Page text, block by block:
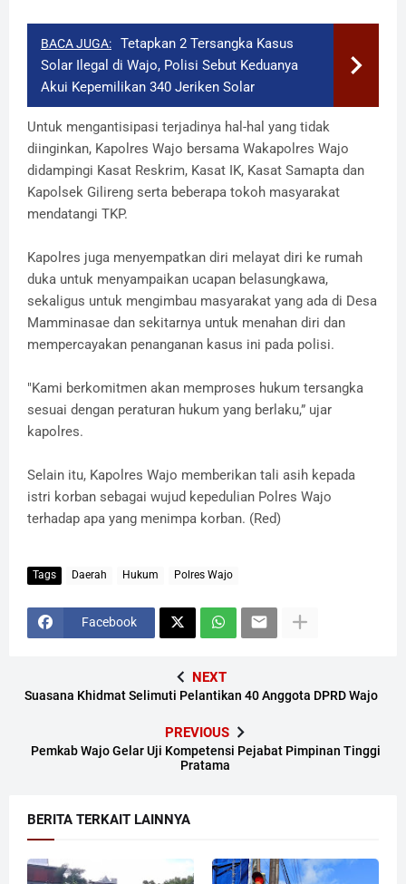
BACA JUGA:
Tetapkan 2 Tersangka Kasus
Solar Ilegal di Wajo, Polisi Sebut Keduanya
Akui Kepemilikan 340 Jeriken Solar
Untuk mengantisipasi terjadinya hal-hal yang tidak
diinginkan, Kapolres Wajo bersama Wakapolres Wajo
didampingi Kasat Reskrim, Kasat IK, Kasat Samapta dan
Kapolsek Gilireng serta beberapa tokoh masyarakat
mendatangi TKP.
Kapolres juga menyempatkan diri melayat diri ke rumah
duka untuk menyampaikan ucapan belasungkawa,
sekaligus untuk mengimbau masyarakat yang ada di Desa
Mamminasae dan sekitarnya untuk menahan diri dan
mempercayakan penanganan kasus ini pada polisi.
"Kami berkomitmen akan memproses hukum tersangka
sesuai dengan peraturan hukum yang berlaku,” ujar
kapolres.
Selain itu, Kapolres Wajo memberikan tali asih kepada
istri korban sebagai wujud kepedulian Polres Wajo
terhadap apa yang menimpa korban. (Red)
Tags Daerah Hukum Polres Wajo
Facebook
NEXT
Suasana Khidmat Selimuti Pelantikan 40 Anggota DPRD Wajo
PREVIOUS
Pemkab Wajo Gelar Uji Kompetensi Pejabat Pimpinan Tinggi
Pratama
BERITA TERKAIT LAINNYA